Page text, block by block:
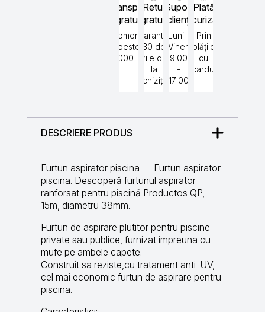
Transport
gratuit
Comenzi
peste
5000 lei
Retur
gratuit
Garantat
30 de
zile de
la
achiziție
Suport
clienți
Luni -
Vineri
9:00
-
17:00
Plată
securizată
Prin
plățile
cu
cardul
DESCRIERE PRODUS
Furtun aspirator piscina — Furtun aspirator
piscina. Descoperă furtunul aspirator
ranforsat pentru piscină Productos QP,
15m, diametru 38mm.
Furtun de aspirare plutitor pentru piscine
private sau publice, furnizat impreuna cu
mufe pe ambele capete.
Construit sa reziste,cu tratament anti-UV,
cel mai economic furtun de aspirare pentru
piscina.